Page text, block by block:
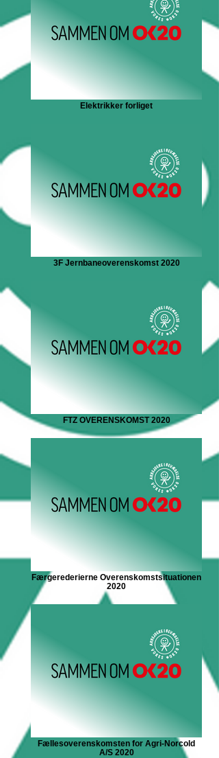
Elektrikker forliget
3F Jernbaneoverenskomst 2020
FTZ OVERENSKOMST 2020
Færgerederierne Overenskomstsituationen
2020
Fællesoverenskomsten for Agri-Norcold
A/S 2020